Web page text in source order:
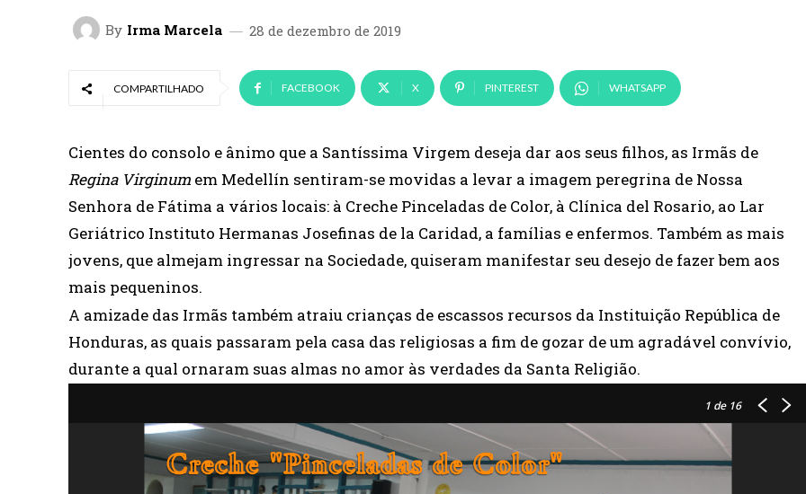
By Irma Marcela 28 de dezembro de 2019
COMPARTILHADO FACEBOOK X PINTEREST WHATSAPP
Cientes do consolo e ânimo que a Santíssima Virgem deseja dar aos seus filhos, as Irmãs de
Regina Virginum em Medellín sentiram-se movidas a levar a imagem peregrina de Nossa
Senhora de Fátima a vários locais: à Creche Pinceladas de Color, à Clínica del Rosario, ao Lar
Geriátrico Instituto Hermanas Josefinas de la Caridad, a famílias e enfermos. Também as mais
jovens, que almejam ingressar na Sociedade, quiseram manifestar seu desejo de fazer bem aos
mais pequeninos.
A amizade das Irmãs também atraiu crianças de escassos recursos da Instituição República de
Honduras, as quais passaram pela casa das religiosas a fim de gozar de um agradável convívio,
durante a qual ornaram suas almas no amor às verdades da Santa Religião.
1de 16